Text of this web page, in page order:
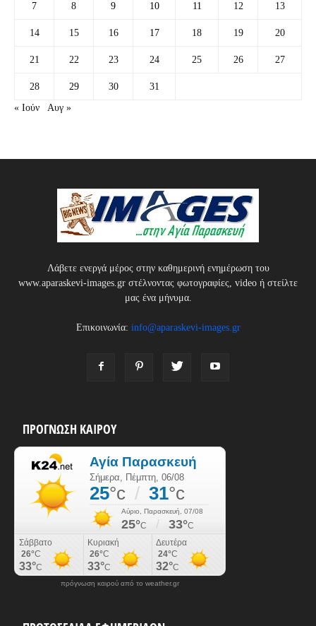
7 8 9 10 11 12 13
14 15 16 17 18 19 20
21 22 23 24 25 26 27
28 29 30
31
« Ιούν
Αυγ »
Λάβετε ενεργά μέρος στην καθημερινή ενημέρωση του
www.aparaskevi-images.gr στέλνοντας φωτογραφίες, video ή στείλτε
μας ένα μήνυμα.
Επικοινωνία: info@aparaskevi-images.gr
ΠΡΟΓΝΩΣΗ ΚΑΙΡΟΥ
πρόγνωση καιρού από το weather.gr